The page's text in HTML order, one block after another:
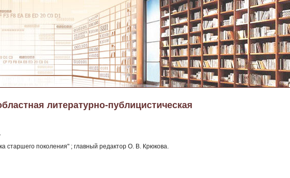
литературно-публицистическая
старшего поколения" ; главный редактор О. В. Крюкова.